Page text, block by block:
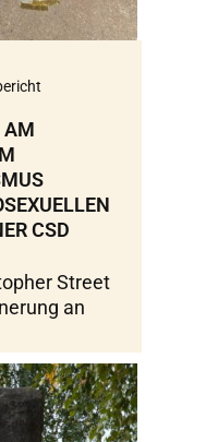
AM
CSD
Street
an